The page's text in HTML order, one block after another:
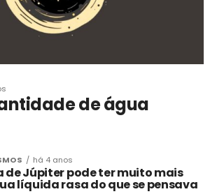
de água
há 4 anos
de Júpiter pode ter muito mais
líquida rasa do que se pensava